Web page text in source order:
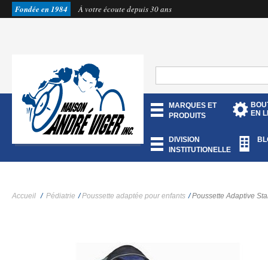
Fondée en 1984 À votre écoute depuis 30 ans
MARQUES ET
PRODUITS
EN
DIVISION
INSTITUTIONELLE
Accueil / Pédiatrie / Poussette adaptée pour enfants / Poussette Adaptive